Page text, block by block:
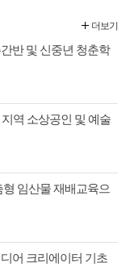
반 및 신중년 청춘학
역 소상공인 및 예술
임산물 재배교육으
어 크리에이터 기초
더보기